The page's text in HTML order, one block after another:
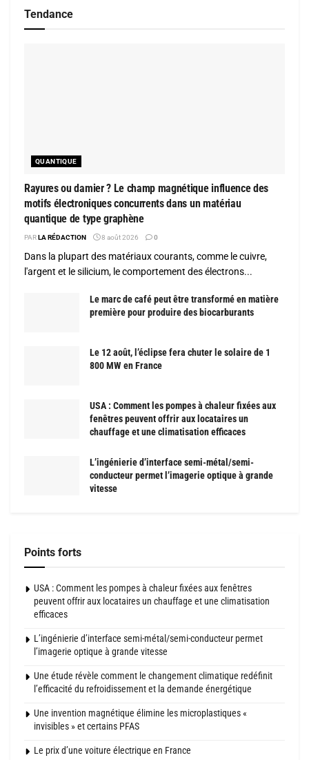
Tendance
QUANTIQUE
Rayures ou damier ? Le champ magnétique influence des
motifs électroniques concurrents dans un matériau
quantique de type graphène
PARLA RÉDACTION 8 août 2026 0
Dans la plupart des matériaux courants, comme le cuivre,
l'argent et le silicium, le comportement des électrons...
Le marc de café peut être transformé en matière
première pour produire des biocarburants
Le 12 août, l’éclipse fera chuter le solaire de 1
800 MW en France
USA : Comment les pompes à chaleur fixées aux
fenêtres peuvent offrir aux locataires un
chauffage et une climatisation efficaces
L’ingénierie d’interface semi-métal/semi-
conducteur permet l’imagerie optique à grande
vitesse
Points forts
USA : Comment les pompes à chaleur fixées aux fenêtres
peuvent offrir aux locataires un chauffage et une climatisation
efficaces
L’ingénierie d’interface semi-métal/semi-conducteur permet
l’imagerie optique à grande vitesse
Une étude révèle comment le changement climatique redéfinit
l’efficacité du refroidissement et la demande énergétique
Une invention magnétique élimine les microplastiques «
invisibles » et certains PFAS
Le prix d’une voiture électrique en France